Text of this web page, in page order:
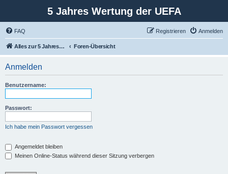
5 Jahres Wertung der UEFA
FAQ Anmelden
Registrieren
Alles zur 5 Jahreswertung / Tabelle der UEFA mit vielen Statistiken. Foren-Übersicht
Anmelden
Benutzername:
Passwort:
Ich habe mein Passwort vergessen
Angemeldet bleiben
Meinen Online-Status während dieser Sitzung verbergen